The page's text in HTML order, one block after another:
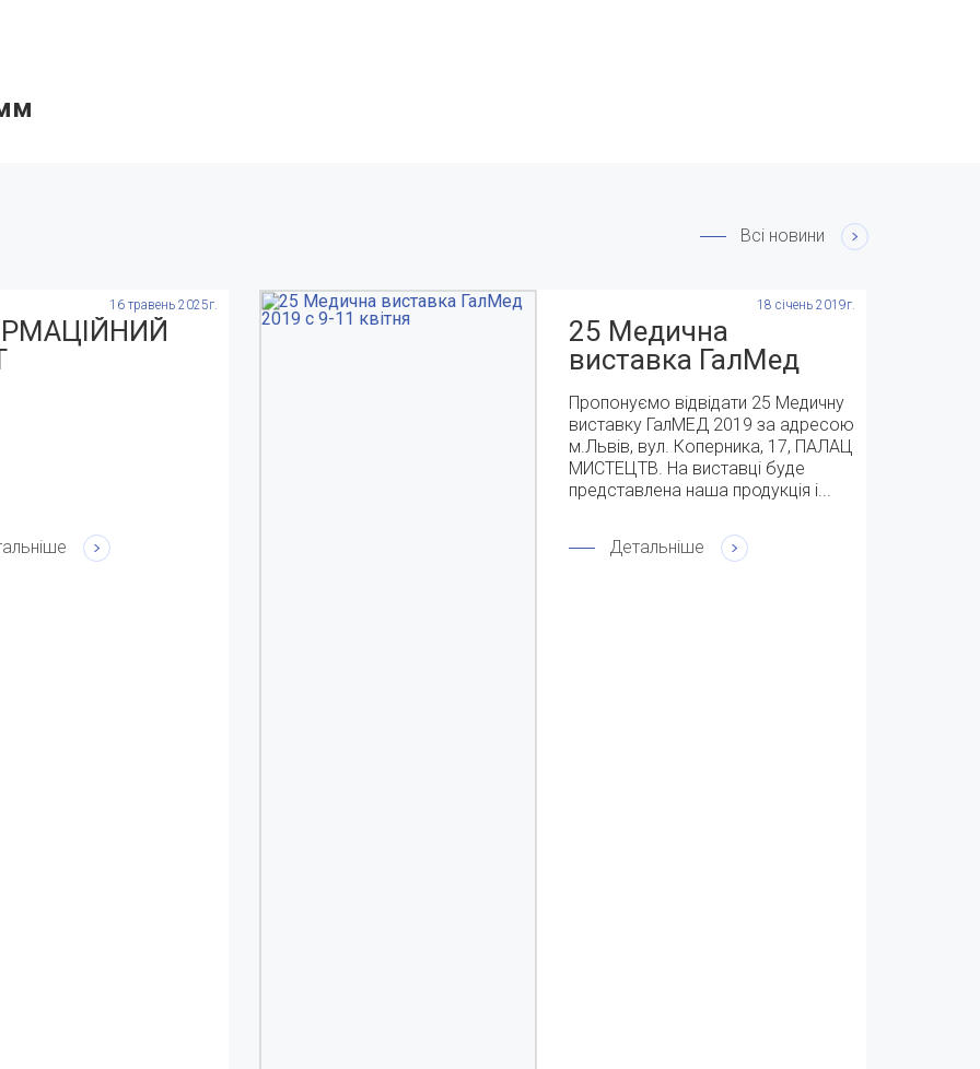
Всі новини
16 травень 2025г. 18 січень 2019г.
25 Медична
виставка ГалМед
2019 с 9-11 квітня
Пропонуємо відвідати 25 Медичну
виставку ГалМЕД 2019 за адресою
м.Львів, вул. Коперника, 17, ПАЛАЦ
МИСТЕЦТВ. На виставці буде
представлена наша продукція і...
Детальніше